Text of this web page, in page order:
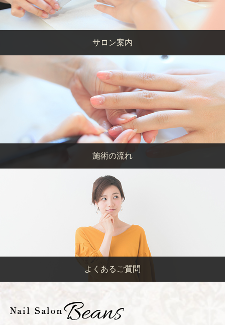
サロン案内
施術の流れ
よくあるご質問